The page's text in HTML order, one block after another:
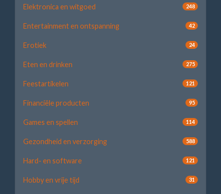
Elektronica en witgoed 248
Entertainment en ontspanning 42
Erotiek 24
Eten en drinken 275
Feestartikelen 121
Financiële producten 95
Games en spellen 114
Gezondheid en verzorging 588
Hard- en software 121
Hobby en vrije tijd 31